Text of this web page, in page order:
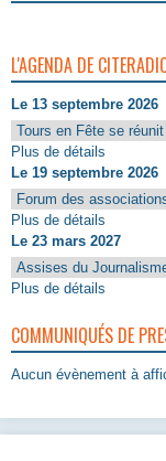
L'AGENDA DE
Le 13 septembre 2026
Tours en Fête se
Plus de détails
Le 19 septembre 2026
Forum des
Plus de détails
Le 23 mars 2027
Assises du
Plus de détails
COMMUNIQUÉS DE
Aucun évènement à